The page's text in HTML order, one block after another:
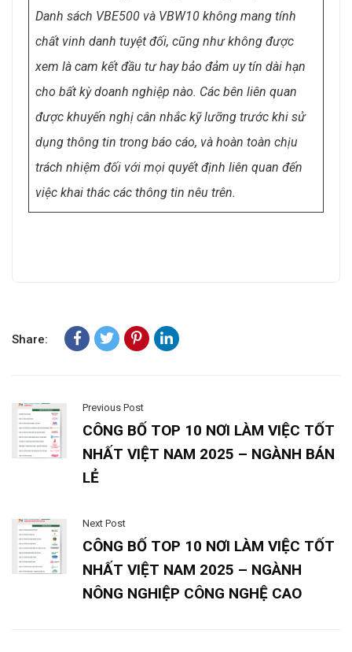
Danh sách VBE500 và VBW10 không mang tính
chất vinh danh tuyệt đối, cũng như không được
xem là cam kết đầu tư hay bảo đảm uy tín dài hạn
cho bất kỳ doanh nghiệp nào. Các bên liên quan
được khuyến nghị cân nhắc kỹ lưỡng trước khi sử
dụng thông tin trong báo cáo, và hoàn toàn chịu
trách nhiệm đối với mọi quyết định liên quan đến
việc khai thác các thông tin nêu trên.
Share:
Previous Post
CÔNG BỐ TOP 10 NƠI LÀM VIỆC TỐT
NHẤT VIỆT NAM 2025 – NGÀNH BÁN
LẺ
Next Post
CÔNG BỐ TOP 10 NƠI LÀM VIỆC TỐT
NHẤT VIỆT NAM 2025 – NGÀNH
NÔNG NGHIỆP CÔNG NGHỆ CAO